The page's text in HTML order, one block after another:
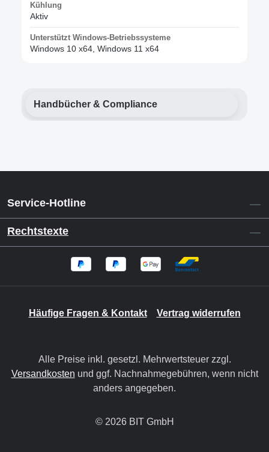
Kühlung
Aktiv
Unterstützt Windows-Betriebssysteme
Windows 10 x64, Windows 11 x64
Handbücher & Compliance
Service-Hotline
Rechtstexte
Häufige Fragen & Kontakt Vertrag widerrufen
Alle Preise inkl. gesetzl. Mehrwertsteuer zzgl.
Versandkosten und ggf. Nachnahmegebühren, wenn nicht
anders angegeben.
© 2026 BIT GmbH